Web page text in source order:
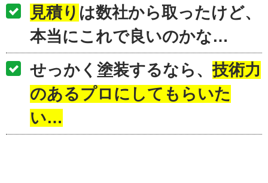
見積り は数社から取ったけど、
本当にこれで良いのかな…
せっかく塗装するなら、技術力
のあるプロにしてもらいた
い…